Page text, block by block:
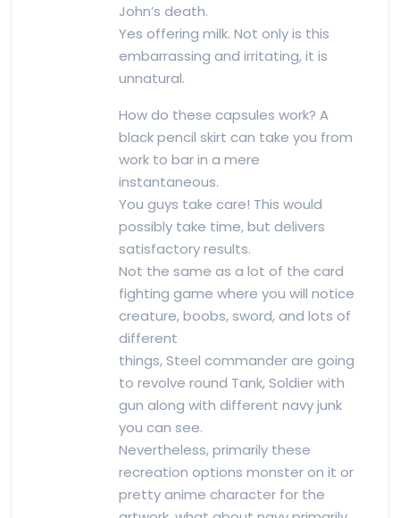
John’s death.
Yes offering milk. Not only is this
embarrassing and irritating, it is
unnatural.
How do these capsules work? A
black pencil skirt can take you from
work to bar in a mere
instantaneous.
You guys take care! This would
possibly take time, but delivers
satisfactory results.
Not the same as a lot of the card
fighting game where you will notice
creature, boobs, sword, and lots of
different
things, Steel commander are going
to revolve round Tank, Soldier with
gun along with different navy junk
you can see.
Nevertheless, primarily these
recreation options monster on it or
pretty anime character for the